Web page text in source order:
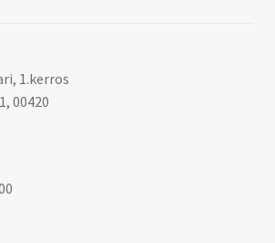
1.kerros
00420